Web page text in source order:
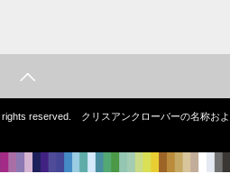
reserved. クリスアンクローバーの名称およ